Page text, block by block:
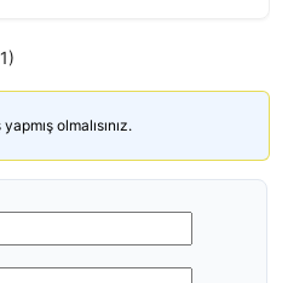
olmalısınız.